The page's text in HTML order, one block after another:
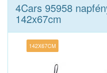
4Cars 95958
142x67cm
142X67CM